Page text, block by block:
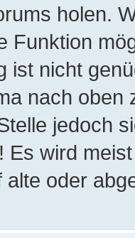
holen.
Funktion
ist nicht
nach oben
jedoch
Es wird
oder